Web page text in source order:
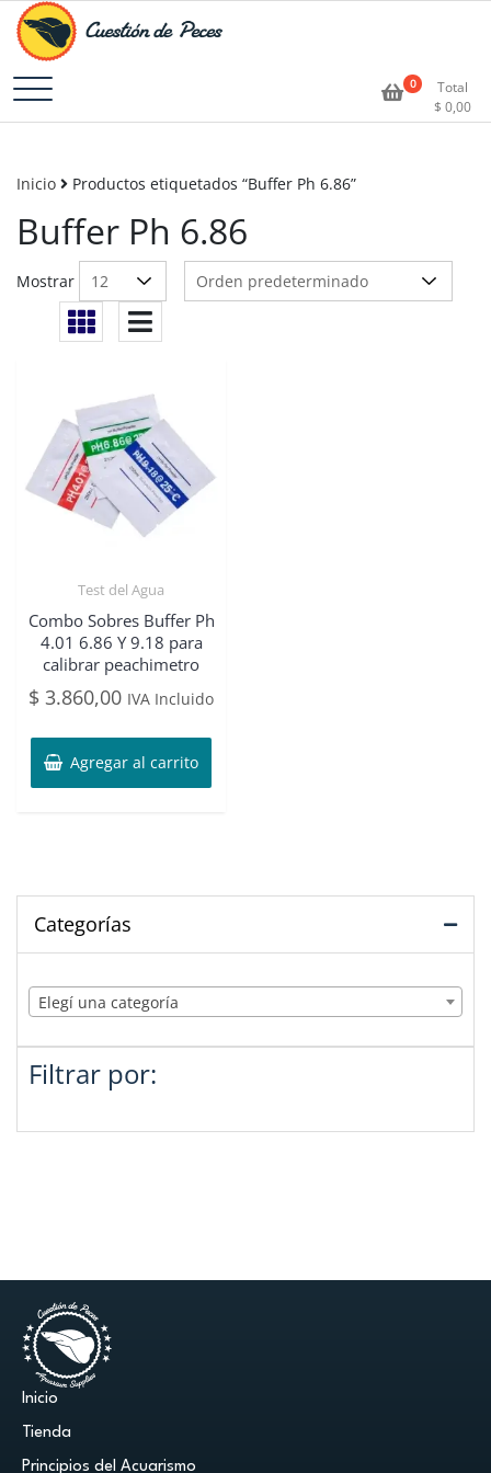
Cuestión de Peces –
Aquarium Supplies
Accesorios e Insumos Para Acuarismo 0
Total
$ 0,00
Inicio Productos etiquetados “Buffer Ph 6.86”
Buffer Ph 6.86
Mostrar
Test del Agua
Combo Sobres Buffer Ph
4.01 6.86 Y 9.18 para
calibrar peachimetro
$ 3.860,00 IVA Incluido
Agregar al carrito
Categorías
Elegí una categoría
Filtrar por:
Inicio
Tienda
Principios del Acuarismo